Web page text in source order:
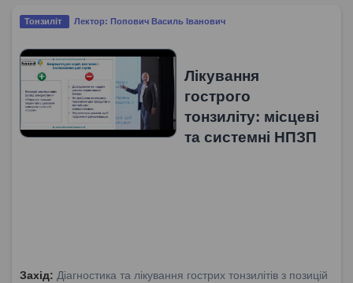
Тонзиліт Лектор: Попович Василь Іванович
Лікування
гострого
тонзиліту: місцеві
та системні НПЗП
Захід: Діагностика та лікування гострих тонзилітів з позицій